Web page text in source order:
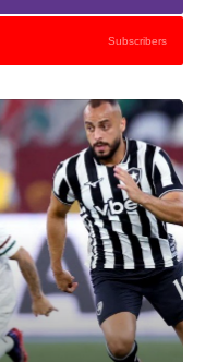
Subscribers